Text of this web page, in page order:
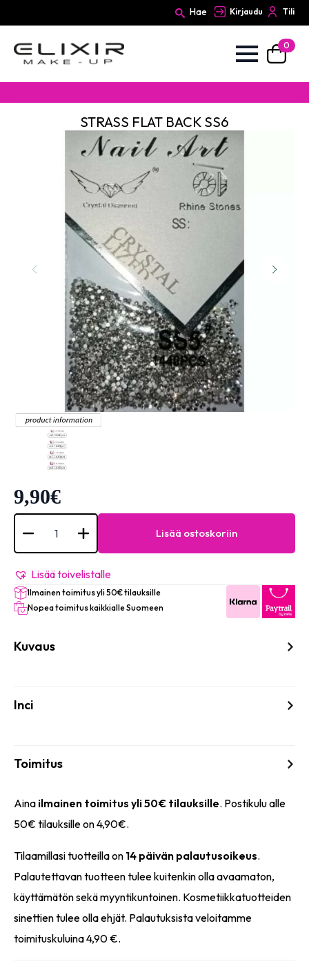
Hae Kirjaudu Tili
0
STRASS FLAT BACK SS6
9,90€
STRASS
FLAT
SS6
Lisää ostoskoriin
Lisää toivelistalle
Ilmainen toimitus yli 50€ tilauksille
Nopea toimitus kaikkialle Suomeen
Kuvaus
Inci
Toimitus
Aina ilmainen toimitus yli 50€ tilauksille. Postikulu alle
50€ tilauksille on 4,90€.
Tilaamillasi tuotteilla on 14 päivän palautusoikeus.
Palautettavan tuotteen tulee kuitenkin olla avaamaton,
käyttämätön sekä myyntikuntoinen. Kosmetiikkatuotteiden
sinettien tulee olla ehjät. Palautuksista veloitamme
toimituskuluina 4,90 €.